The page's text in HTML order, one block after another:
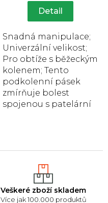
Veškeré zboží skladem
Více jak 100.000 produktů
hvězdiček.
Detail
Snadná manipulace;
Univerzální velikost;
Pro obtíže s běžeckým
kolenem; Tento
podkolenní pásek
zmírňuje bolest
spojenou s patelární